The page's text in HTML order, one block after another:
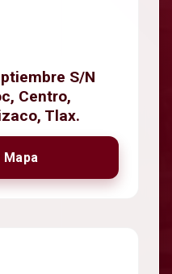
S/N
Centro,
Tlax.